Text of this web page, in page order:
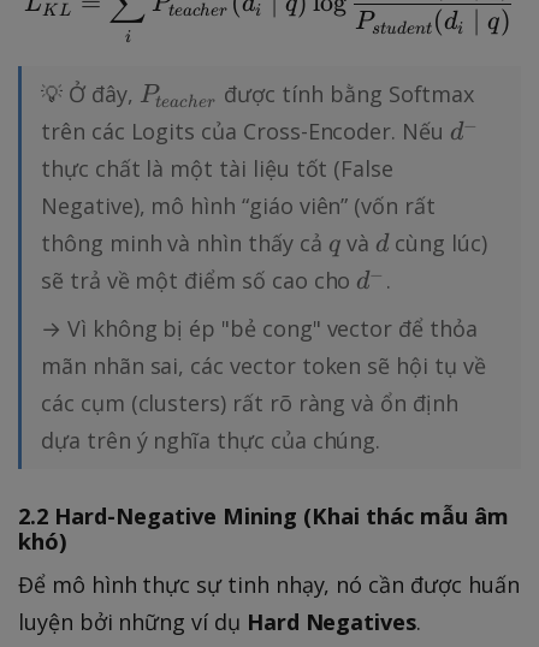
K L
i
teacher i Pstudent (di q)
💡 Ở đây, P
_
{
t
e
a
c
e
r
}
Pteacher được tính bằng Softmax
trên các Logits của Cross-Encoder. Nếu d
d−
thực chất là một tài liệu tốt (False
Negative), mô hình “giáo viên” (vốn rất
thông minh và nhìn thấy cả q
q và d
dcùng lúc)
sẽ trả về một điểm số cao cho d
-
d− .
→ Vì không bị ép "bẻ cong" vector để thỏa
mãn nhãn sai, các vector token sẽ hội tụ về
các cụm (clusters) rất rõ ràng và ổn định
dựa trên ý nghĩa thực của chúng.
2.2 Hard-Negative Mining (Khai thác mẫu âm
khó)
Để mô hình thực sự tinh nhạy, nó cần được huấn
luyện bởi những ví dụ Hard Negatives.